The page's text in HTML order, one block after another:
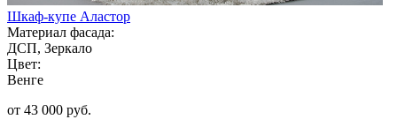
Шкаф-купе Аластор
Материал фасада:
ДСП, Зеркало
Цвет:
Венге
от 43 000 руб.